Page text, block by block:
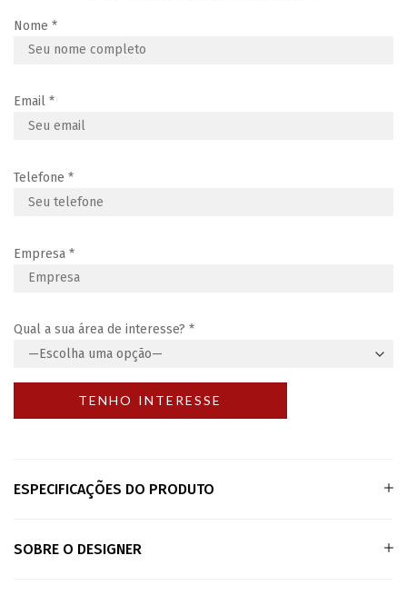
Nome *
Email *
Telefone *
Empresa *
Qual a sua área de interesse? *
ESPECIFICAÇÕES DO PRODUTO
SOBRE O DESIGNER